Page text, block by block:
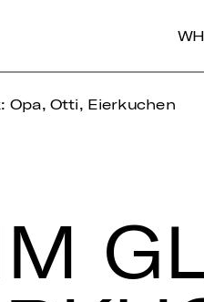
Opa, Otti, Eierkuchen